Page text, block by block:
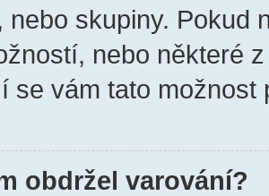
nebo skupiny. Pokud
nebo některé
se vám tato
obdržel varování?